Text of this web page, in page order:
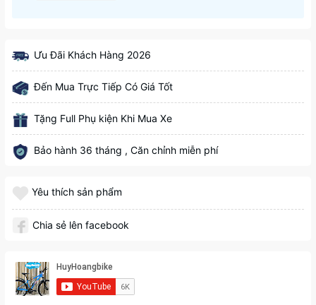
Ưu Đãi Khách Hàng 2026
Đến Mua Trực Tiếp Có Giá Tốt
Tặng Full Phụ kiện Khi Mua Xe
Bảo hành 36 tháng , Căn chỉnh miễn phí
Yêu thích sản phẩm
Chia sẻ lên facebook